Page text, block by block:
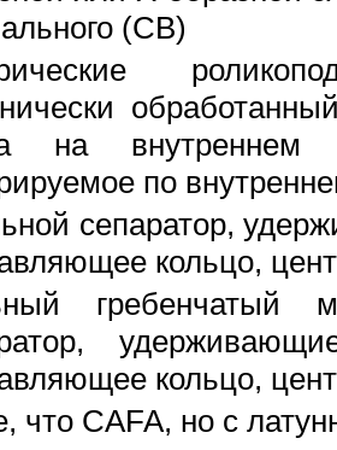
(CB)
на внутреннем
по
сепаратор,
кольцо,
гребенчатый
кольцо,
что CAFA, но с